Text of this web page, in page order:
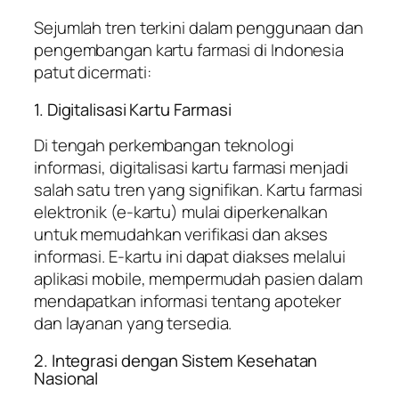
Sejumlah tren terkini dalam penggunaan dan
pengembangan kartu farmasi di Indonesia
patut dicermati:
1. Digitalisasi Kartu Farmasi
Di tengah perkembangan teknologi
informasi, digitalisasi kartu farmasi menjadi
salah satu tren yang signifikan. Kartu farmasi
elektronik (e-kartu) mulai diperkenalkan
untuk memudahkan verifikasi dan akses
informasi. E-kartu ini dapat diakses melalui
aplikasi mobile, mempermudah pasien dalam
mendapatkan informasi tentang apoteker
dan layanan yang tersedia.
2. Integrasi dengan Sistem Kesehatan
Nasional